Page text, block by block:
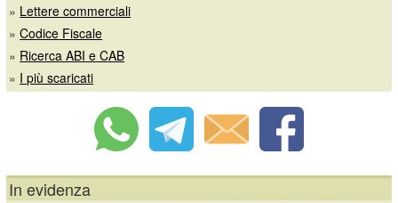
» Lettere commerciali
»Codice Fiscale
» Ricerca ABI e CAB
» I più scaricati
In evidenza